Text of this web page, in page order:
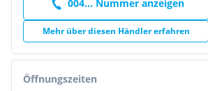
004... Nummer anzeigen
Mehr über diesen Händler erfahren
Öffnungszeiten